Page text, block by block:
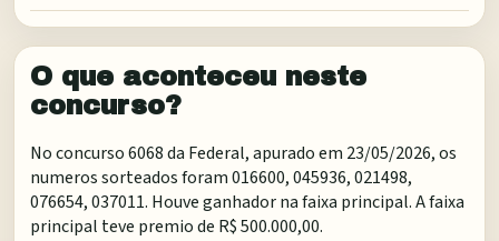
O que aconteceu neste
concurso?
No concurso 6068 da Federal, apurado em 23/05/2026, os
numeros sorteados foram 016600, 045936, 021498,
076654, 037011. Houve ganhador na faixa principal. A faixa
principal teve premio de R$ 500.000,00.